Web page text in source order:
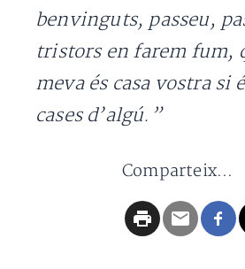
benvinguts, passeu,
tristors en farem fum,
meva és casa vostra si
cases d’algú.”
Comparteix...